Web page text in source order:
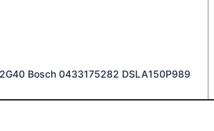
Bosch 0433175282 DSLA150P989